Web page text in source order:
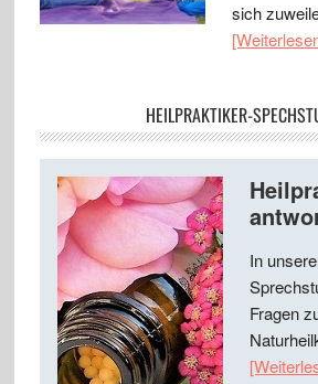
sich
HEILPRAKTIKER-
In
Fragen